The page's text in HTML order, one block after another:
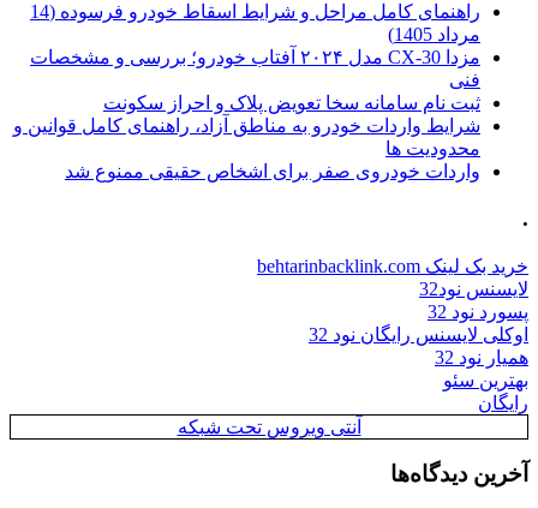
راهنمای کامل مراحل و شرایط اسقاط خودرو فرسوده (14
مرداد 1405)
مزدا CX-30 مدل ۲۰۲۴ آفتاب خودرو؛ بررسی و مشخصات
فنی
ثبت نام سامانه سخا تعویض پلاک و احراز سکونت
شرایط واردات خودرو به مناطق آزاد، راهنمای کامل قوانین و
محدودیت ها
واردات خودروی صفر برای اشخاص حقیقی ممنوع شد
.
خرید بک لینک behtarinbacklink.com
لایسنس نود32
پسورد نود 32
اوکلی لایسنس رایگان نود 32
همیار نود 32
بهترین سئو
رایگان
آنتی ویروس تحت شبکه
آخرین دیدگاه‌ها